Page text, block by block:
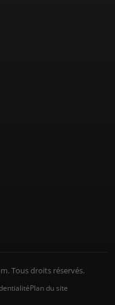
Tous droits réservés.
Plan du site